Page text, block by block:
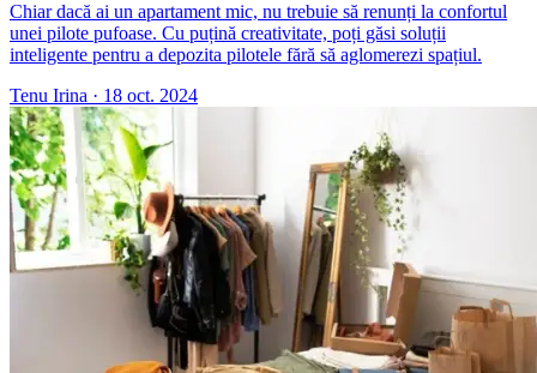
Chiar dacă ai un apartament mic, nu trebuie să renunți la confortul
unei pilote pufoase. Cu puțină creativitate, poți găsi soluții
inteligente pentru a depozita pilotele fără să aglomerezi spațiul.
Tenu Irina · 18 oct. 2024